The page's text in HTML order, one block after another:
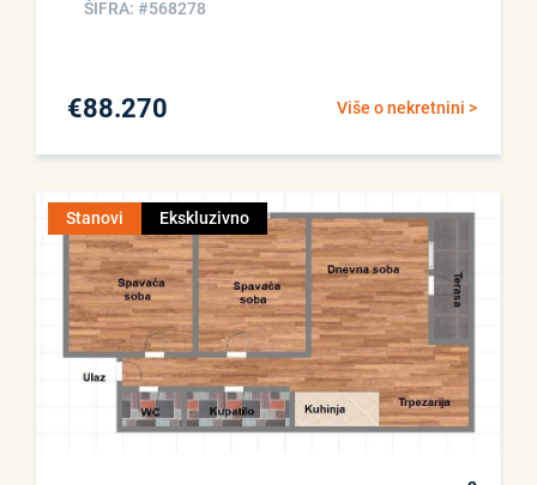
ŠIFRA: #568278
Više o nekretnini >
€88.270
Stanovi Ekskluzivno